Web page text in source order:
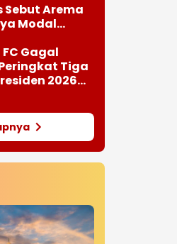
Sebut Arema
Modal
Gagal
Tiga
2026
Jakarta